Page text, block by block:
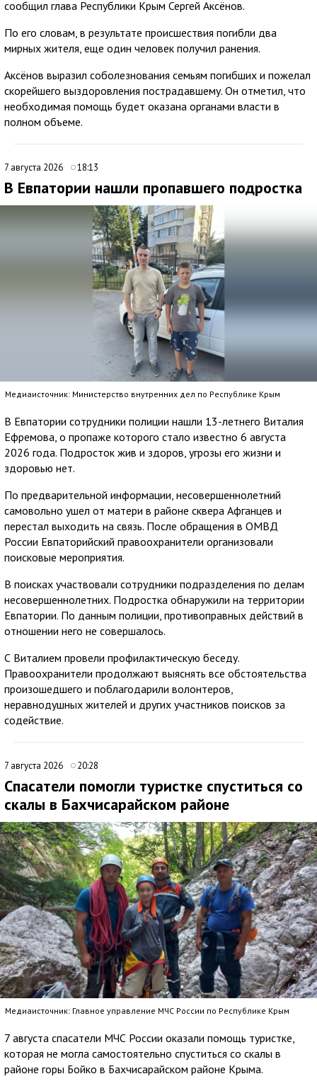
сообщил глава Республики Крым Сергей Аксёнов.
По его словам, в результате происшествия погибли два
мирных жителя, еще один человек получил ранения.
Аксёнов выразил соболезнования семьям погибших и пожелал
скорейшего выздоровления пострадавшему. Он отметил, что
необходимая помощь будет оказана органами власти в
полном объеме.
7 августа 2026 18:13
В Евпатории нашли пропавшего подростка
Медиаисточник: Министерство внутренних дел по Республике Крым
В Евпатории сотрудники полиции нашли 13-летнего Виталия
Ефремова, о пропаже которого стало известно 6 августа
2026 года. Подросток жив и здоров, угрозы его жизни и
здоровью нет.
По предварительной информации, несовершеннолетний
самовольно ушел от матери в районе сквера Афганцев и
перестал выходить на связь. После обращения в ОМВД
России Евпаторийский правоохранители организовали
поисковые мероприятия.
В поисках участвовали сотрудники подразделения по делам
несовершеннолетних. Подростка обнаружили на территории
Евпатории. По данным полиции, противоправных действий в
отношении него не совершалось.
С Виталием провели профилактическую беседу.
Правоохранители продолжают выяснять все обстоятельства
произошедшего и поблагодарили волонтеров,
неравнодушных жителей и других участников поисков за
содействие.
7 августа 2026 20:28
Спасатели помогли туристке спуститься со
скалы в Бахчисарайском районе
Медиаисточник: Главное управление МЧС России по Республике Крым
7 августа спасатели МЧС России оказали помощь туристке,
которая не могла самостоятельно спуститься со скалы в
районе горы Бойко в Бахчисарайском районе Крыма.